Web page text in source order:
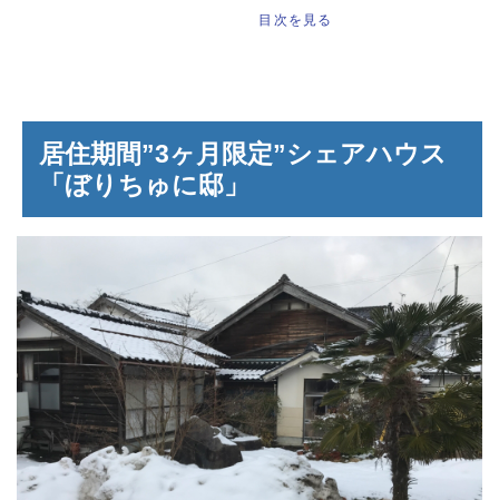
目次を見る
居住期間”3ヶ月限定”シェアハウス
「ぼりちゅに邸」